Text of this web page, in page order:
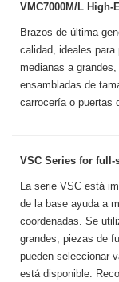
VMC7000M/L High-
Brazos de última
calidad, ideales
medianas a
ensambladas de
carrocería o puertas
VSC Series for full-
La serie VSC está
de la base ayuda a
coordenadas. Se
grandes, piezas de
pueden seleccionar
está disponible.